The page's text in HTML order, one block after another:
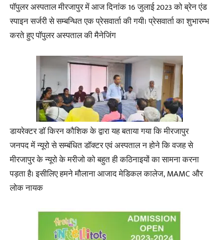
पॉपुलर अस्पताल मीरजापुर में आज दिनांक 16 जुलाई 2023 को ब्रेन एंड
स्पाइन सर्जरी से सम्बन्धित एक प्रेसवार्ता की गयी। प्रेसवार्ता का शुभारम्भ
करते हुए पॉपुलर अस्पताल की मैनेजिंग
डायरेक्टर डॉ किरन कौशिक के द्वारा यह बताया गया कि मीरजापुर
जनपद में न्यूरो से सम्बंधित डॉक्टर एवं अस्पताल न होने कि वजह से
मीरजापुर के न्यूरो के मरीजो को बहुत ही कठिनाइयों का सामना करना
पड़ता है। इसीलिए हमने मौलाना आजाद मेडिकल कालेज, MAMC और
लोक नायक